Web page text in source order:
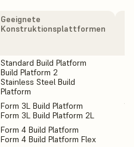
Geeignete
Konstruktionsplattformen
Standard Build Platform
Build Platform 2
Stainless Steel Build
Platform
Form 3L Build Platform
Form 3L Build Platform 2L
Form 4 Build Platform
Form 4 Build Platform Flex